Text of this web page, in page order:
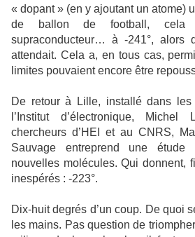
« dopant » (en y ajoutant un atome)
de ballon de football, cela
supraconducteur… à -241°, alors
attendait. Cela a, en tous cas,
limites pouvaient encore être
De retour à Lille, installé dans
l’Institut d’électronique,
chercheurs d’HEI et au CNRS,
Sauvage entreprend une étude
nouvelles molécules. Qui donnent,
inespérés : -223°.
Dix-huit degrés d’un coup. De quoi
les mains. Pas question de